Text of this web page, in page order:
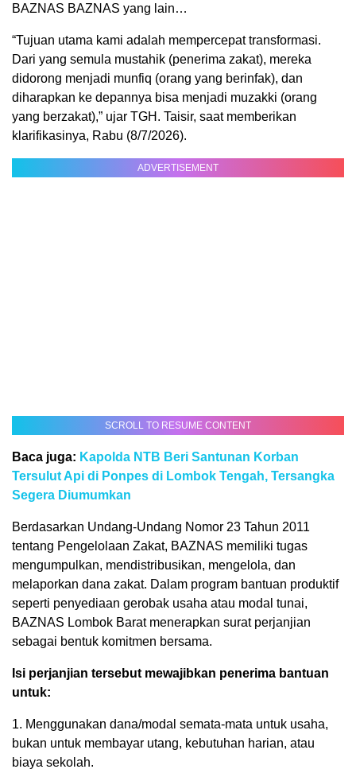
BAZNAS BAZNAS yang lain…
“Tujuan utama kami adalah mempercepat transformasi.
Dari yang semula mustahik (penerima zakat), mereka
didorong menjadi munfiq (orang yang berinfak), dan
diharapkan ke depannya bisa menjadi muzakki (orang
yang berzakat),” ujar TGH. Taisir, saat memberikan
klarifikasinya, Rabu (8/7/2026).
ADVERTISEMENT
SCROLL TO RESUME CONTENT
Baca juga: Kapolda NTB Beri Santunan Korban
Tersulut Api di Ponpes di Lombok Tengah, Tersangka
Segera Diumumkan
Berdasarkan Undang-Undang Nomor 23 Tahun 2011
tentang Pengelolaan Zakat, BAZNAS memiliki tugas
mengumpulkan, mendistribusikan, mengelola, dan
melaporkan dana zakat. Dalam program bantuan produktif
seperti penyediaan gerobak usaha atau modal tunai,
BAZNAS Lombok Barat menerapkan surat perjanjian
sebagai bentuk komitmen bersama.
Isi perjanjian tersebut mewajibkan penerima bantuan
untuk:
1. Menggunakan dana/modal semata-mata untuk usaha,
bukan untuk membayar utang, kebutuhan harian, atau
biaya sekolah.